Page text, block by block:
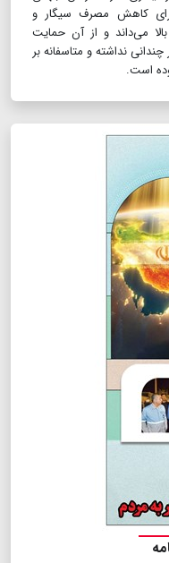
کاهش مصرف سیگار و
می‌داند و از آن حمایت
نداشته و متاسفانه بر
است.